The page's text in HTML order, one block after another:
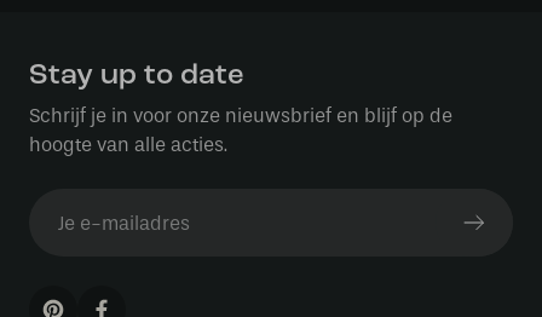
Stay up to date
Schrijf je in voor onze nieuwsbrief en blijf op de
hoogte van alle acties.